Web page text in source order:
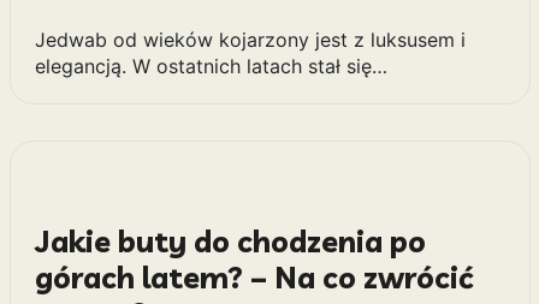
Jedwab od wieków kojarzony jest z luksusem i
elegancją. W ostatnich latach stał się…
Jakie buty do chodzenia po
górach latem? – Na co zwrócić